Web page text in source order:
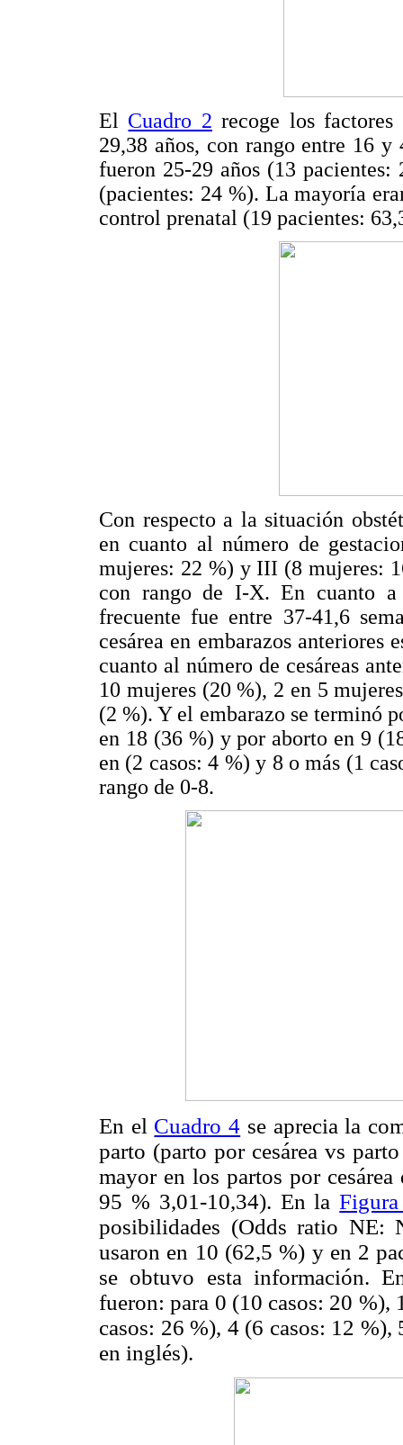
El Cuadro 2 recoge los
29,38 años, con rango entre 16 y
fueron 25-29 años (13
(pacientes: 24 %). La mayoría
control prenatal (19 pacientes:
Con respecto a la situación
en cuanto al número de
mujeres: 22 %) y III (8 mujeres:
con rango de I-X. En cuanto
frecuente fue entre 37-41,6
cesárea en embarazos anteriores
cuanto al número de cesáreas
10 mujeres (20 %), 2 en 5
(2 %). Y el embarazo se terminó
en 18 (36 %) y por aborto en 9
en (2 casos: 4 %) y 8 o más (1
rango de 0-8.
En el Cuadro 4 se aprecia la
parto (parto por cesárea vs
mayor en los partos por
95 % 3,01-10,34). En la
posibilidades (Odds ratio NE:
usaron en 10 (62,5 %) y en 2
se obtuvo esta información.
fueron: para 0 (10 casos: 20 %),
casos: 26 %), 4 (6 casos: 12
en inglés).